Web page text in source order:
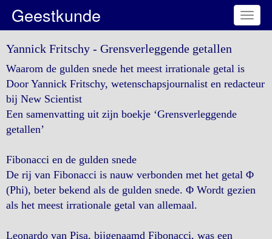
Toggle
Geestkunde
Yannick Fritschy - Grensverleggende getallen
Waarom de gulden snede het meest irrationale getal is
Door Yannick Fritschy, wetenschapsjournalist en redacteur
bij New Scientist
Een samenvatting uit zijn boekje ‘Grensverleggende
getallen’
Fibonacci en de gulden snede
De rij van Fibonacci is nauw verbonden met het getal Φ
(Phi), beter bekend als de gulden snede. Φ Wordt gezien
als het meest irrationale getal van allemaal.
Leonardo van Pisa, bijgenaamd Fibonacci, was een